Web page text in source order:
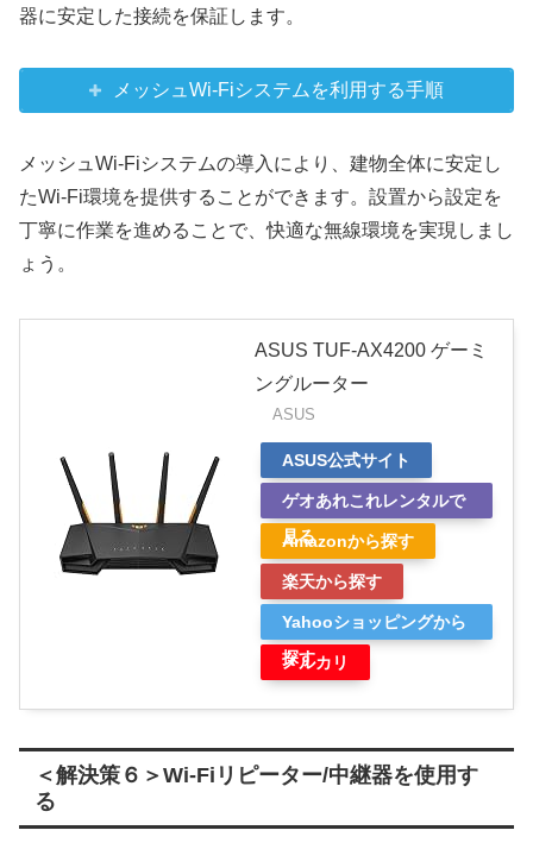
器に安定した接続を保証します。
メッシュWi-Fiシステムを利用する手順
メッシュWi-Fiシステムの導入により、建物全体に安定し
たWi-Fi環境を提供することができます。設置から設定を
丁寧に作業を進めることで、快適な無線環境を実現しまし
ょう。
ASUS TUF-AX4200 ゲーミ
ングルーター
ASUS
ASUS公式サイト
ゲオあれこれレンタルで
見る
Amazonから探す
楽天から探す
Yahooショッピングから
探す
メルカリ
＜解決策６＞Wi-Fiリピーター/中継器を使用す
る